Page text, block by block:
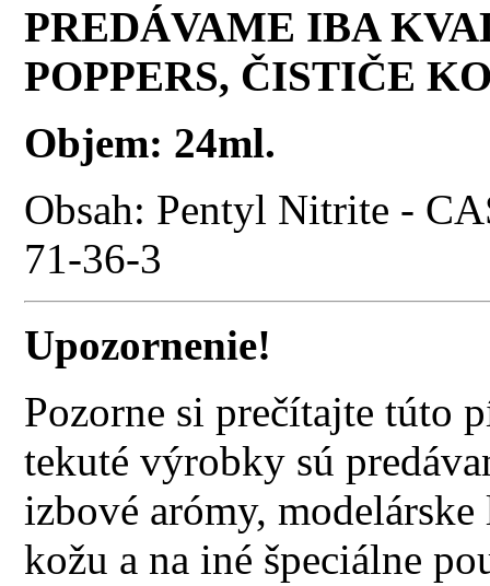
PREDÁVAME IBA
POPPERS, ČISTIČE
Objem: 24ml.
Obsah: Pentyl Nitrite -
71-36-3
Upozornenie!
Pozorne si prečítajte túto
tekuté výrobky sú
izbové arómy,
kožu a na iné špeciálne